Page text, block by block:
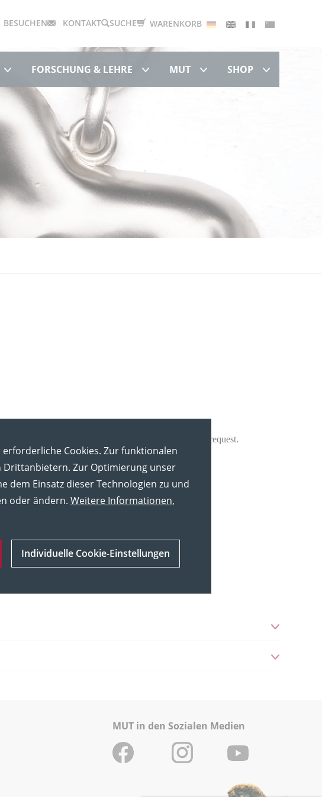
BESUCHEN KONTAKT SUCHE WARENKORB Deutsch
EnglishFrançais
中文
Infos FORSCHUNG & LEHRE Forschung & Lehre
MUT MUT SHOP Shop
MUT in den Sozialen Medien
Cookies. Zur funktionalen
Drittanbietern. Zur Optimierung unser
dem Einsatz dieser Technologien zu und
oder ändern. Weitere Informationen,
Individuelle Cookie-Einstellungen